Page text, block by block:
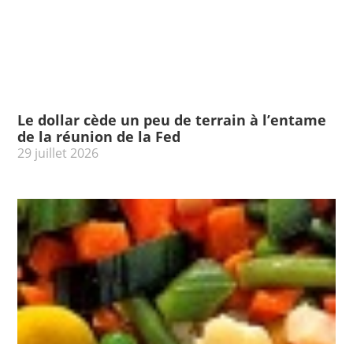
Le dollar cède un peu de terrain à l’entame
de la réunion de la Fed
29 juillet 2026